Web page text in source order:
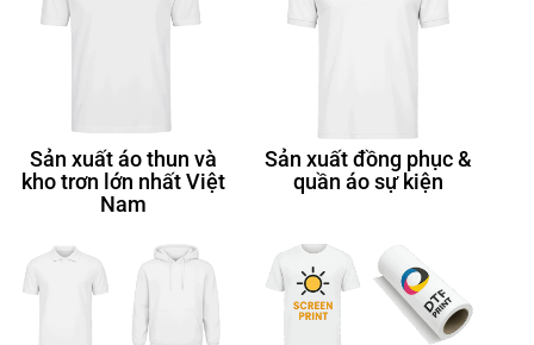
Sản xuất áo thun và
kho trơn lớn nhất Việt
Nam
Sản xuất đồng phục &
quần áo sự kiện